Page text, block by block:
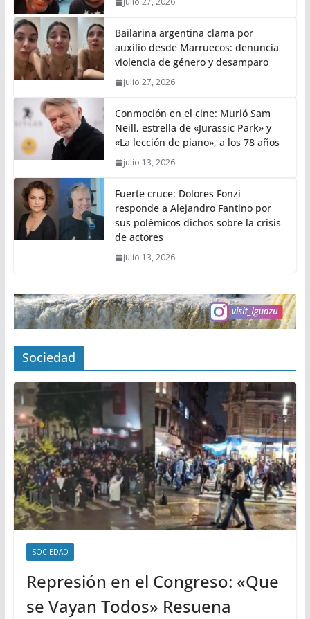
Bailarina argentina clama por
auxilio desde Marruecos: denuncia
violencia de género y desamparo
julio 27, 2026
Conmoción en el cine: Murió Sam
Neill, estrella de «Jurassic Park» y
«La lección de piano», a los 78 años
julio 13, 2026
Fuerte cruce: Dolores Fonzi
responde a Alejandro Fantino por
sus polémicos dichos sobre la crisis
de actores
julio 13, 2026
Sociedad
SOCIEDAD
Represión en el Congreso: «Que
se Vayan Todos» Resuena